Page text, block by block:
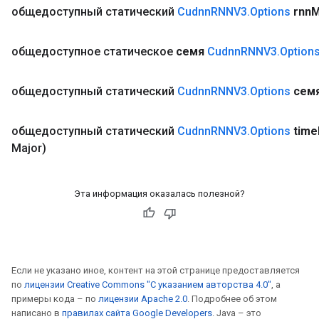
общедоступный статический CudnnRNNV3.Options rnn
общедоступное статическое семя CudnnRNNV3.
общедоступный статический CudnnRNNV3.Options
общедоступный статический CudnnRNNV3.Options time
Major)
Эта информация оказалась полезной?
Если не указано иное, контент на этой странице предоставляется
по лицензии Creative Commons "С указанием авторства 4.0", а
примеры кода – по лицензии Apache 2.0. Подробнее об этом
написано в правилах сайта Google Developers. Java – это